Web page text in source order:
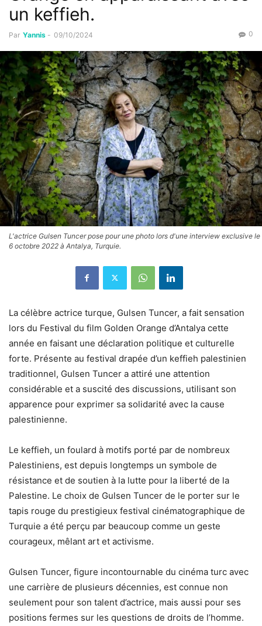
un keffieh.
Par Yannis - 09/10/2024 0
L'actrice Gulsen Tuncer pose pour une photo lors d'une interview exclusive le
6 octobre 2022 à Antalya, Turquie.
La célèbre actrice turque, Gulsen Tuncer, a fait sensation
lors du Festival du film Golden Orange d’Antalya cette
année en faisant une déclaration politique et culturelle
forte. Présente au festival drapée d’un keffieh palestinien
traditionnel, Gulsen Tuncer a attiré une attention
considérable et a suscité des discussions, utilisant son
apparence pour exprimer sa solidarité avec la cause
palestinienne.
Le keffieh, un foulard à motifs porté par de nombreux
Palestiniens, est depuis longtemps un symbole de
résistance et de soutien à la lutte pour la liberté de la
Palestine. Le choix de Gulsen Tuncer de le porter sur le
tapis rouge du prestigieux festival cinématographique de
Turquie a été perçu par beaucoup comme un geste
courageux, mêlant art et activisme.
Gulsen Tuncer, figure incontournable du cinéma turc avec
une carrière de plusieurs décennies, est connue non
seulement pour son talent d’actrice, mais aussi pour ses
positions fermes sur les questions de droits de l’homme.